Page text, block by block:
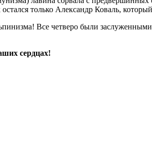
только Александр Коваль,
Все четверо были
сердцах!